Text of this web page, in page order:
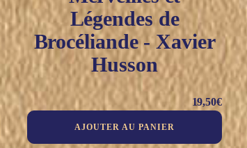
Légendes de
Brocéliande - Xavier
Husson
19,50€
AJOUTER AU PANIER